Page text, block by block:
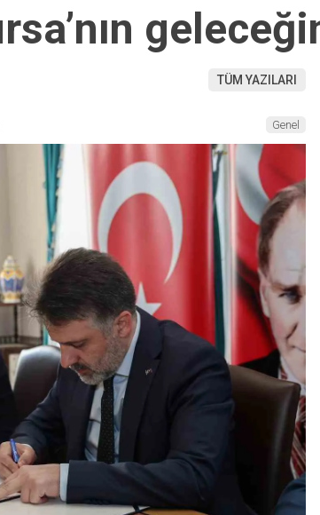
TÜM YAZILARI
Genel